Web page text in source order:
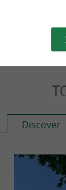
Discover